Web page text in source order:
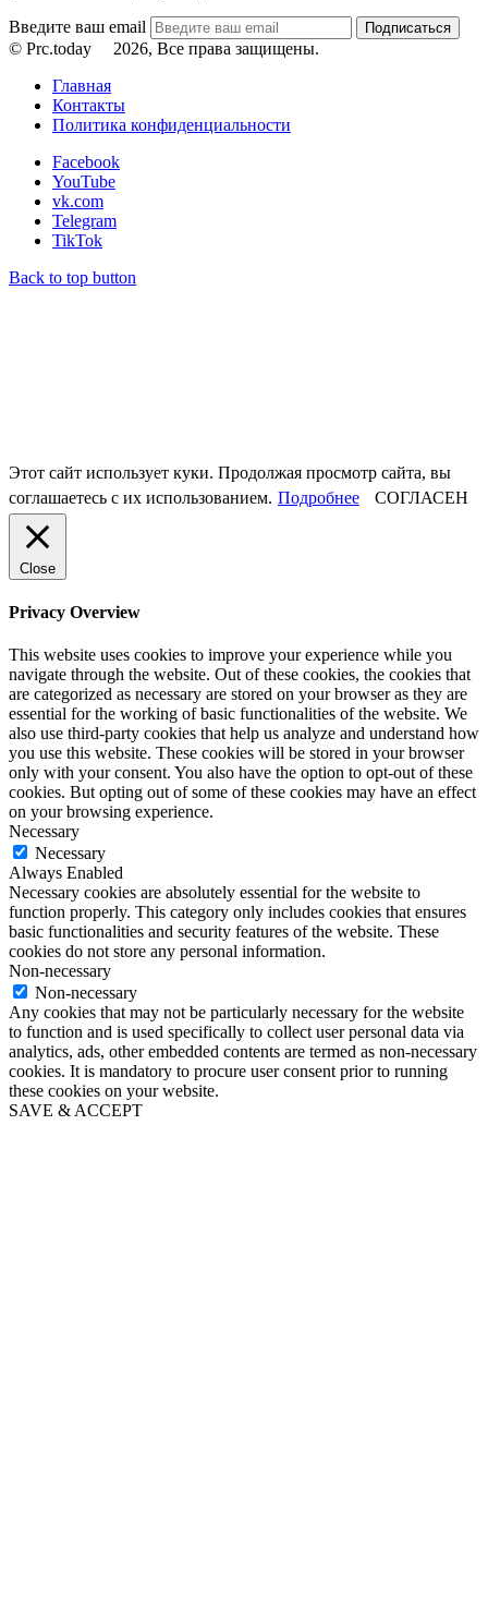
Введите ваш email
© Prc.today
2026, Все права защищены.
Главная
Контакты
Политика конфиденциальности
Facebook
YouTube
vk.com
Telegram
TikTok
Back to top button
Этот сайт использует куки. Продолжая просмотр сайта, вы
соглашаетесь с их использованием. Подробнее СОГЛАСЕН
Close
Privacy Overview
This website uses cookies to improve your experience while you
navigate through the website. Out of these cookies, the cookies that
are categorized as necessary are stored on your browser as they are
essential for the working of basic functionalities of the website. We
also use third-party cookies that help us analyze and understand how
you use this website. These cookies will be stored in your browser
only with your consent. You also have the option to opt-out of these
cookies. But opting out of some of these cookies may have an effect
on your browsing experience.
Necessary
Necessary
Always Enabled
Necessary cookies are absolutely essential for the website to
function properly. This category only includes cookies that ensures
basic functionalities and security features of the website. These
cookies do not store any personal information.
Non-necessary
Non-necessary
Any cookies that may not be particularly necessary for the website
to function and is used specifically to collect user personal data via
analytics, ads, other embedded contents are termed as non-necessary
cookies. It is mandatory to procure user consent prior to running
these cookies on your website.
SAVE & ACCEPT